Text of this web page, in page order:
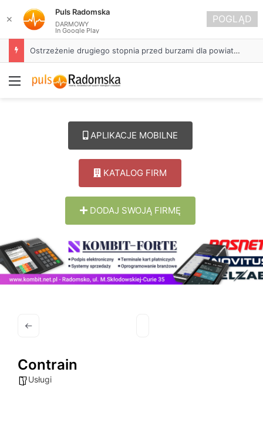
Ostrzeżenie drugiego stopnia przed burzami dla powiatu radomszczańskiego
Menu
APLIKACJE MOBILNE
KATALOG FIRM
DODAJ SWOJĄ FIRMĘ
Contrain
Usługi
✕
Puls Radomska
DARMOWY
In Google Play
POGLĄD